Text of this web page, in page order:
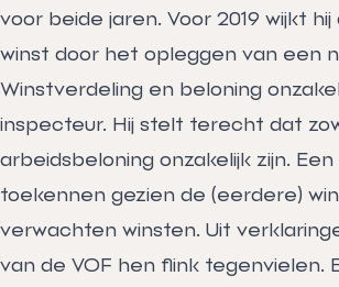
voor beide jaren. Voor 2019 wijkt
winst door het opleggen van een
Winstverdeling en beloning
inspecteur. Hij stelt terecht dat
arbeidsbeloning onzakelijk zijn.
toekennen gezien de (eerdere)
verwachten winsten. Uit
van de VOF hen flink tegenvielen.